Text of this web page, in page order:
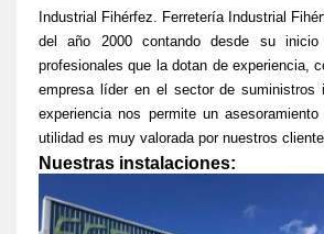
Industrial Fihérfez. Ferretería Industrial
del año 2000 contando desde su
profesionales que la dotan de experiencia,
empresa líder en el sector de suministros
experiencia nos permite un
utilidad es muy valorada por nuestros
Nuestras instalaciones: